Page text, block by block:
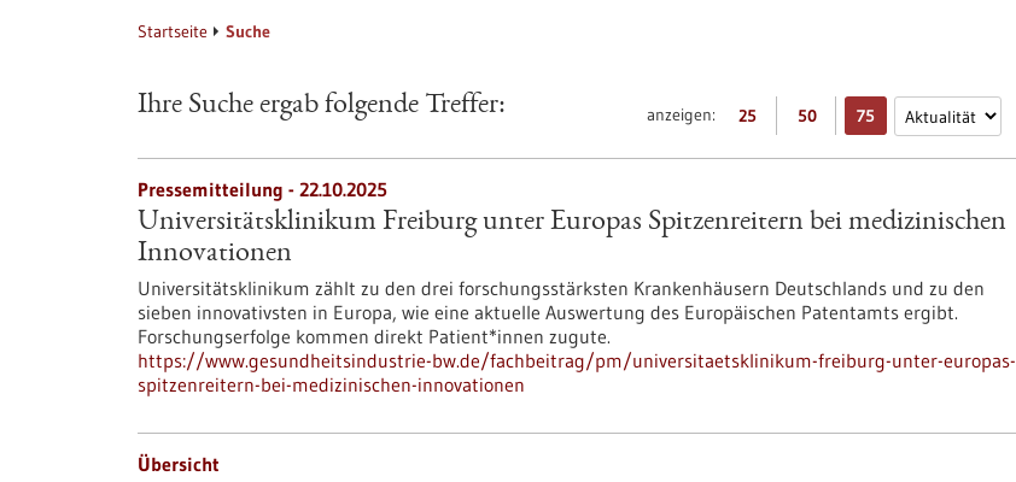
Startseite Suche
anzeigen: 25 50 75
Ihre Suche ergab folgende Treffer:
Pressemitteilung - 22.10.2025
Universitätsklinikum Freiburg unter Europas Spitzenreitern bei medizinischen
Innovationen
Universitätsklinikum zählt zu den drei forschungsstärksten Krankenhäusern Deutschlands und zu den
sieben innovativsten in Europa, wie eine aktuelle Auswertung des Europäischen Patentamts ergibt.
Forschungserfolge kommen direkt Patient*innen zugute.
https://www.gesundheitsindustrie-bw.de/fachbeitrag/pm/universitaetsklinikum-freiburg-unter-europas-
spitzenreitern-bei-medizinischen-innovationen
Übersicht